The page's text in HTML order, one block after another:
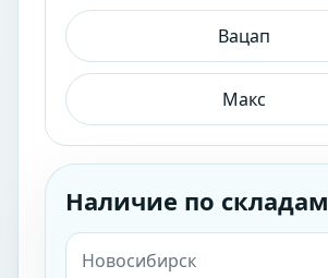
Вацап
Макс
Наличие по складам
Новосибирск